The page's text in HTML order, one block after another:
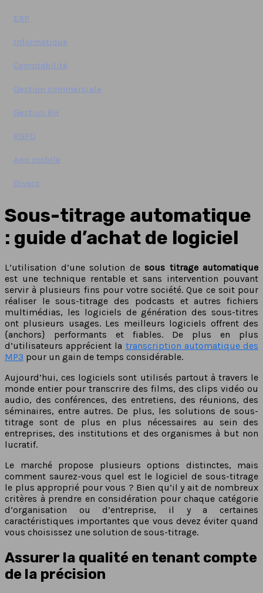
ERP
Informatique
Comptabilité
Gestion commerciale
Gestion RH
RGPD
App mobile
Divers
Sous-titrage automatique
: guide d’achat de logiciel
L’utilisation d’une solution de sous titrage automatique
est une technique rentable et sans intervention pouvant
servir à plusieurs fins pour votre société. Que ce soit pour
réaliser le sous-titrage des podcasts et autres fichiers
multimédias, les logiciels de génération des sous-titres
ont plusieurs usages. Les meilleurs logiciels offrent des
{anchors} performants et fiables. De plus en plus
d’utilisateurs apprécient la transcription automatique des
MP3 pour un gain de temps considérable.
Aujourd’hui, ces logiciels sont utilisés partout à travers le
monde entier pour transcrire des films, des clips vidéo ou
audio, des conférences, des entretiens, des réunions, des
séminaires, entre autres. De plus, les solutions de sous-
titrage sont de plus en plus nécessaires au sein des
entreprises, des institutions et des organismes à but non
lucratif.
Le marché propose plusieurs options distinctes, mais
comment saurez-vous quel est le logiciel de sous-titrage
le plus approprié pour vous ? Bien qu’il y ait de nombreux
critères à prendre en considération pour chaque catégorie
d’organisation ou d’entreprise, il y a certaines
caractéristiques importantes que vous devez éviter quand
vous choisissez une solution de sous-titrage.
Assurer la qualité en tenant compte
de la précision